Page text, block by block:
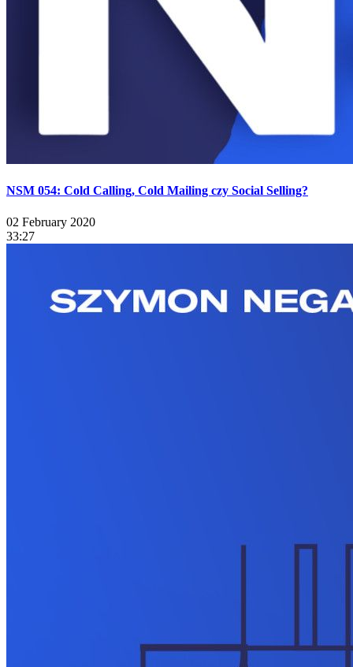
NSM 054: Cold Calling, Cold Mailing czy Social Selling?
02 February 2020
33:27